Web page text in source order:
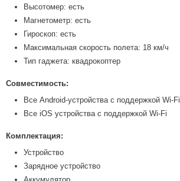
Высотомер: есть
Магнетометр: есть
Гироскоп: есть
Максимальная скорость полета: 18 км/ч
Тип гаджета: квадрокоптер
Совместимость:
Все Android-устройства с поддержкой Wi-Fi
Все iOS устройства с поддержкой Wi-Fi
Комплектация:
Устройство
Зарядное устройство